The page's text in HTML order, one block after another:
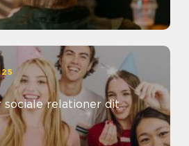
sociale relationer dit